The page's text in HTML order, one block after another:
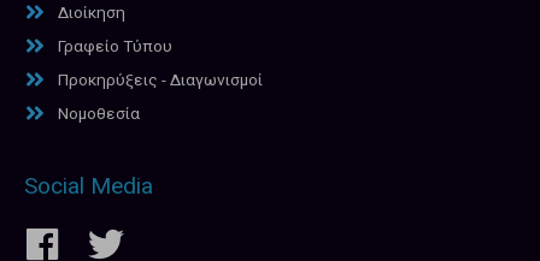
Διοίκηση
Γραφείο Τύπου
Προκηρύξεις - Διαγωνισμοί
Νομοθεσία
Social Media